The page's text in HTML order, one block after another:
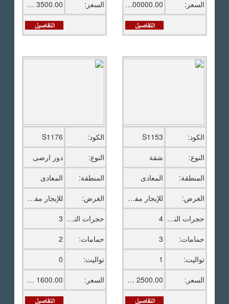
السعر:
100000.00 ج.م
السعر:
3500.00 دولار امريكى
الكود:
S1153
النوع:
شقة
المنطقة:
المعادى
الغرض:
للإيجار مفروش
حجرات النوم: 4
حمامات:
3
تواليت:
1
السعر:
2500.00 دولار امريكى
الكود:
S1176
النوع:
دور ارضى
المنطقة:
المعادى
الغرض:
للإيجار مفروش
حجرات النوم: 3
حمامات:
2
تواليت:
0
السعر:
1600.00 دولار امريكى